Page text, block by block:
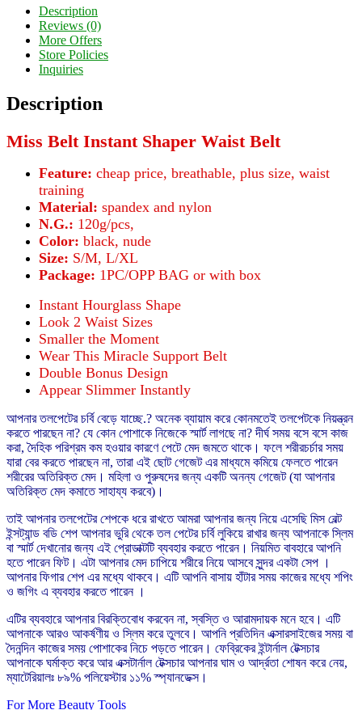
Description
Reviews (0)
More Offers
Store Policies
Inquiries
Description
Miss Belt Instant Shaper Waist Belt
Feature: cheap price, breathable, plus size, waist
training
Material: spandex and nylon
N.G.: 120g/pcs,
Color: black, nude
Size: S/M, L/XL
Package: 1PC/OPP BAG or with box
Instant Hourglass Shape
Look 2 Waist Sizes
Smaller the Moment
Wear This Miracle Support Belt
Double Bonus Design
Appear Slimmer Instantly
আপনার তলপেটের চর্বি বেড়ে যাচ্ছে.? অনেক ব্যায়াম করে কোনমতেই তলপেটকে নিয়ন্ত্রন
করতে পারছেন না? যে কোন পোশাকে নিজেকে স্মার্ট লাগছে না? দীর্ঘ সময় বসে বসে কাজ
করা, দৈহিক পরিশ্রম কম হওয়ার কারণে পেটে মেদ জমতে থাকে। ফলে শরীরচর্চার সময়
যারা বের করতে পারছেন না, তারা এই ছোট গেজেট এর মাধ্যমে কমিয়ে ফেলতে পারেন
শরীরের অতিরিক্ত মেদ। মহিলা ও পুরুষদের জন্য একটি অনন্য গেজেট (যা আপনার
অতিরিক্ত মেদ কমাতে সাহায্য করবে)।
তাই আপনার তলপেটের শেপকে ধরে রাখতে আমরা আপনার জন্য নিয়ে এসেছি মিস বেল্ট
ইন্সট্যান্ড বডি শেপ আপনার ভুরি থেকে তল পেটের চর্বি লুকিয়ে রাখার জন্য আপনাকে স্লিম
বা স্মার্ট দেখানোর জন্য এই প্রোডাক্টটি ব্যবহার করতে পারেন। নিয়মিত বাবহারে আপনি
হতে পারেন ফিট। এটা আপনার মেদ চাপিয়ে শরীরে নিয়ে আসবে সুন্দর একটা সেপ ।
আপনার ফিগার শেপ এর মধ্যে থাকবে। এটি আপনি বাসায় হাঁটার সময় কাজের মধ্যে শপিং
ও জগিং এ ব্যবহার করতে পারেন ।
এটির ব্যবহারে আপনার বিরক্তিবোধ করবেন না, স্বস্তি ও আরামদায়ক মনে হবে। এটি
আপনাকে আরও আকর্ষণীয় ও স্লিম করে তুলবে। আপনি প্রতিদিন এক্সারসাইজের সময় বা
দৈনন্দিন কাজের সময় পোশাকের নিচে পড়তে পারেন। ফেব্রিকের ইন্টার্নাল টেক্সচার
আপনাকে ঘর্মাক্ত করে আর এক্সটার্নাল টেক্সচার আপনার ঘাম ও আর্দ্রতা শোষন করে নেয়,
ম্যাটেরিয়ালঃ ৮৯% পলিয়েস্টার ১১% স্প্যানডেক্স।
For More Beauty Tools